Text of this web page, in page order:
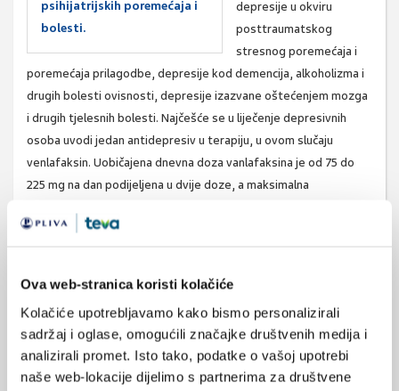
Ova web-stranica koristi kolačiće
Kolačiće upotrebljavamo kako bismo personalizirali
sadržaj i oglase, omogućili značajke društvenih medija i
analizirali promet. Isto tako, podatke o vašoj upotrebi
naše web-lokacije dijelimo s partnerima za društvene
psihijatrijskih poremećaja i
bolesti.
depresije u okviru
posttraumatskog
stresnog poremećaja i
poremećaja prilagodbe, depresije kod demencija, alkoholizma i
drugih bolesti ovisnosti, depresije izazvane oštećenjem mozga
i drugih tjelesnih bolesti. Najčešće se u liječenje depresivnih
osoba uvodi jedan antidepresiv u terapiju, u ovom slučaju
venlafaksin. Uobičajena dnevna doza vanlafaksina je od 75 do
225 mg na dan podijeljena u dvije doze, a maksimalna
mg (37,5 mg dva puta dnevno). Dnevna doza se zatim može
kapsule venlafaksina iz kojih se lijek sporo otpušta ili oslobađa u
organizmu, a koje se u pravilu uzimaju jednom dnevno.
Venlafaksin u manjim dozama povećava razinu serotonina, a u
većim dozama i noradrenalina. Može se reći da se efekti